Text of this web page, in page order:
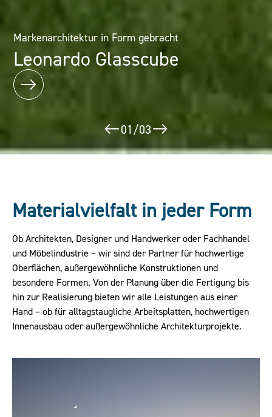
Markenarchitektur in Form gebracht
Leonardo Glasscube
Architektur als Erlebnis: Mineralwerkstofflösungen im
Designhotel
Puerta América
02/03
Materialvielfalt in jeder Form
Ob Architekten, Designer und Handwerker oder Fachhandel
und Möbelindustrie – wir sind der Partner für hochwertige
Oberflächen, außergewöhnliche Konstruktionen und
besondere Formen. Von der Planung über die Fertigung bis
hin zur Realisierung bieten wir alle Leistungen aus einer
Hand – ob für alltagstaugliche Arbeitsplatten, hochwertigen
Innenausbau oder außergewöhnliche Architekturprojekte.